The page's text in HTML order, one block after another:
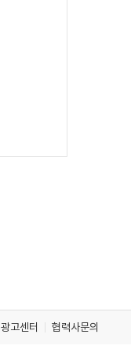
광고센터 협력사문의